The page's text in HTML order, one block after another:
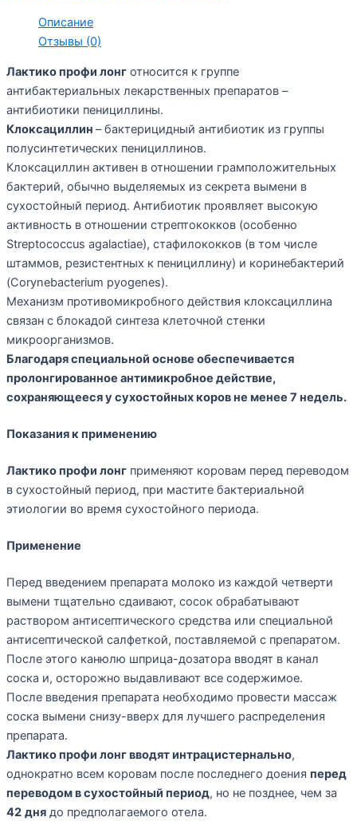
Описание
Отзывы (0)
Лактико профи лонг относится к группе
антибактериальных лекарственных препаратов –
антибиотики пенициллины.
Клоксациллин – бактерицидный антибиотик из группы
полусинтетических пенициллинов.
Клоксациллин активен в отношении грамположительных
бактерий, обычно выделяемых из секрета вымени в
сухостойный период. Антибиотик проявляет высокую
активность в отношении стрептококков (особенно
Streptococcus agalactiae), стафилококков (в том числе
штаммов, резистентных к пенициллину) и коринебактерий
(Corynebacterium pyogenes).
Механизм противомикробного действия клоксациллина
связан с блокадой синтеза клеточной стенки
микроорганизмов.
Благодаря специальной основе обеспечивается
пролонгированное антимикробное действие,
сохраняющееся у сухостойных коров не менее 7 недель.
Показания к применению
Лактико профи лонг применяют коровам перед переводом
в сухостойный период, при мастите бактериальной
этиологии во время сухостойного периода.
Применение
Перед введением препарата молоко из каждой четверти
вымени тщательно сдаивают, сосок обрабатывают
раствором антисептического средства или специальной
антисептической салфеткой, поставляемой с препаратом.
После этого канюлю шприца-дозатора вводят в канал
соска и, осторожно выдавливают все содержимое.
После введения препарата необходимо провести массаж
соска вымени снизу-вверх для лучшего распределения
препарата.
Лактико профи лонг вводят интрацистернально,
однократно всем коровам после последнего доения перед
переводом в сухостойный период, но не позднее, чем за
42 дня до предполагаемого отела.